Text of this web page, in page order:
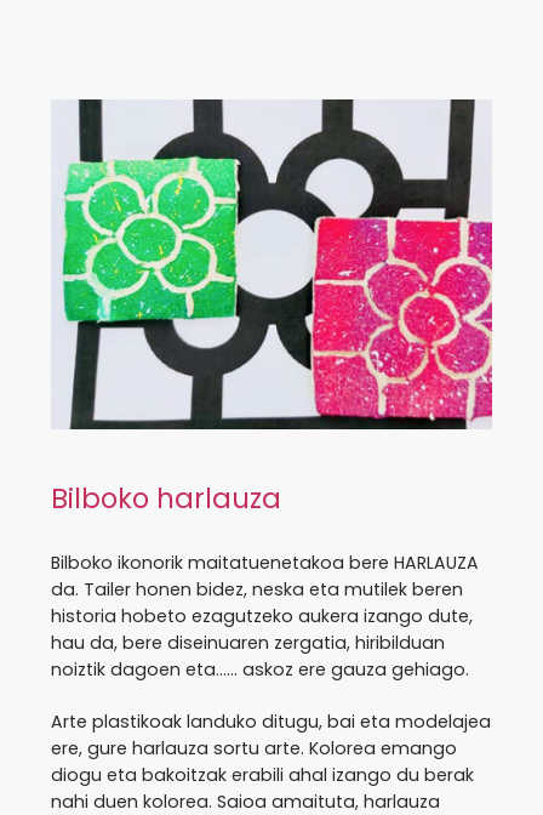
Bilboko harlauza
Bilboko ikonorik maitatuenetakoa bere HARLAUZA
da. Tailer honen bidez, neska eta mutilek beren
historia hobeto ezagutzeko aukera izango dute,
hau da, bere diseinuaren zergatia, hiribilduan
noiztik dagoen eta…… askoz ere gauza gehiago.
Arte plastikoak landuko ditugu, bai eta modelajea
ere, gure harlauza sortu arte. Kolorea emango
diogu eta bakoitzak erabili ahal izango du berak
nahi duen kolorea. Saioa amaituta, harlauza